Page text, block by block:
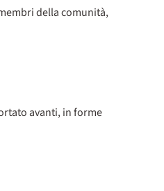
della comunità,
avanti, in forme